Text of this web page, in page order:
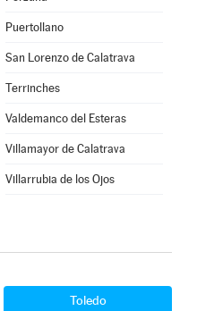
Puertollano
San Lorenzo de Calatrava
Terrinches
Valdemanco del Esteras
Villamayor de Calatrava
Villarrubia de los Ojos
Toledo